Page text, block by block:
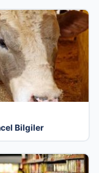
Bilgiler